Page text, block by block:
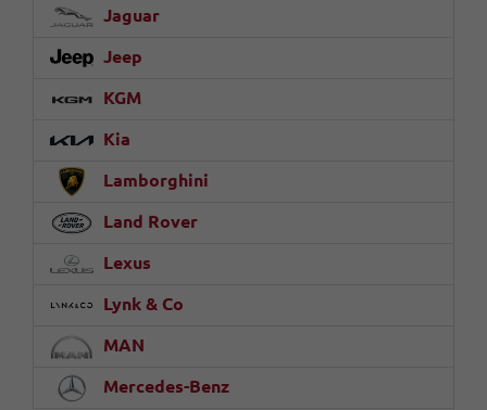
Jaguar
Jeep
KGM
Kia
Lamborghini
Land Rover
Lexus
Lynk & Co
MAN
Mercedes-Benz